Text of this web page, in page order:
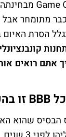
מתומחר
הסרת
אתם רואים